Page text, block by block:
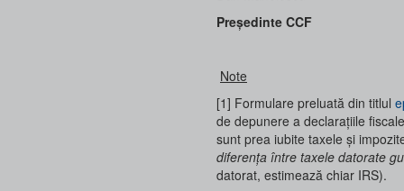
Președinte
Note
[1] Formulare preluată din titlul
de depunere a declarațiile
sunt prea iubite taxele și
diferența între taxele datorate
datorat, estimează chiar IRS).